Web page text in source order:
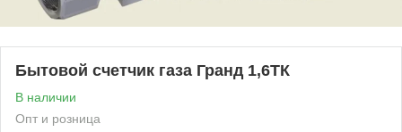
Бытовой счетчик газа Гранд 1,6ТК
В наличии
Опт и розница